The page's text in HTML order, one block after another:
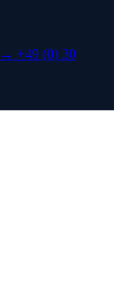
→ +49 (0) 30